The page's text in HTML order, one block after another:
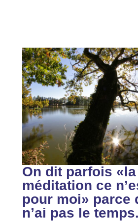
On dit parfois «la
méditation ce
pour moi» parce
n’ai pas le temps.